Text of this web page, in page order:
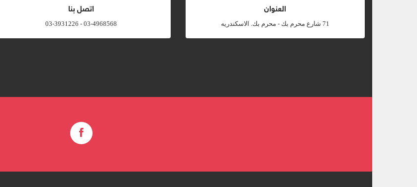
العنوان
‎71 شارع محرم بك - محرم بك. الاسكندريه
اتصل بنا
03-4968568 - 03-3931226